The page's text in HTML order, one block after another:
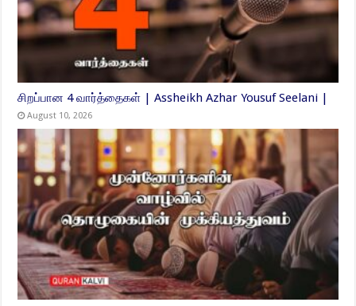
சிறப்பான 4 வார்த்தைகள் | Assheikh Azhar Yousuf Seelani |
August 10, 2026